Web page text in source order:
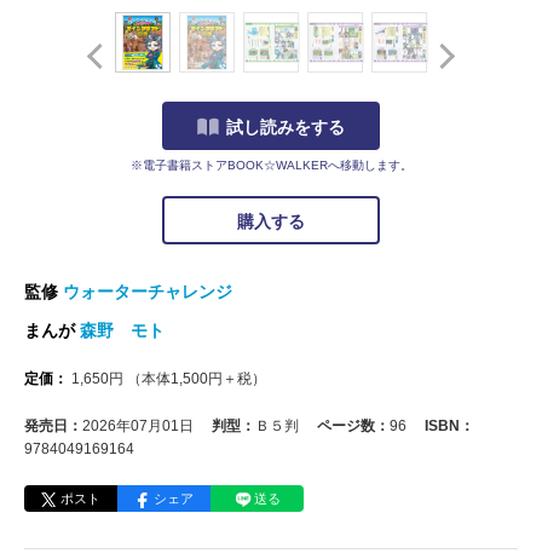
試し読みをする
※電子書籍ストアBOOK☆WALKERへ移動します。
購入する
監修 ウォーターチャレンジ
まんが森野 モト
定価： 1,650円 （本体1,500円＋税）
発売日： 2026年07月01日 判型： Ｂ５判 ページ数： 96
ISBN：
9784049169164
ポスト シェア 送る